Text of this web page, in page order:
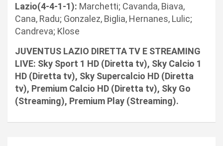
Lazio(4-4-1-1): Marchetti; Cavanda, Biava,
Cana, Radu; Gonzalez, Biglia, Hernanes, Lulic;
Candreva; Klose
JUVENTUS LAZIO DIRETTA TV E STREAMING
LIVE: Sky Sport 1 HD (Diretta tv), Sky Calcio 1
HD (Diretta tv), Sky Supercalcio HD (Diretta
tv), Premium Calcio HD (Diretta tv), Sky Go
(Streaming), Premium Play (Streaming).